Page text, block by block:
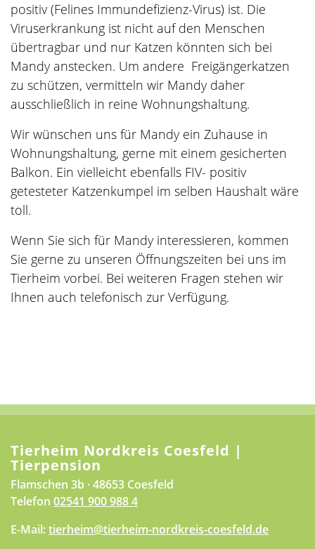
positiv (Felines Immundefizienz-Virus) ist. Die
Viruserkrankung ist nicht auf den Menschen
übertragbar und nur Katzen könnten sich bei
Mandy anstecken. Um andere Freigängerkatzen
zu schützen, vermitteln wir Mandy daher
ausschließlich in reine Wohnungshaltung.
Wir wünschen uns für Mandy ein Zuhause in
Wohnungshaltung, gerne mit einem gesicherten
Balkon. Ein vielleicht ebenfalls FIV- positiv
getesteter Katzenkumpel im selben Haushalt wäre
toll.
Wenn Sie sich für Mandy interessieren, kommen
Sie gerne zu unseren Öffnungszeiten bei uns im
Tierheim vorbei. Bei weiteren Fragen stehen wir
Ihnen auch telefonisch zur Verfügung.
Tierheim Nordkreis Coesfeld |
Tierpension
Flamschen 3b · 48653 Coesfeld
Telefon 02541 900 988 4
E-Mail:tierheim@tierheim-nordkreis-coesfeld.de